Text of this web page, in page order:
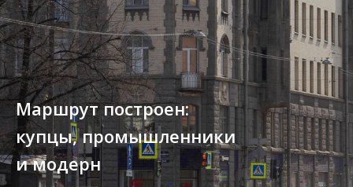
Маршрут построен:
купцы, промышленники
и модерн